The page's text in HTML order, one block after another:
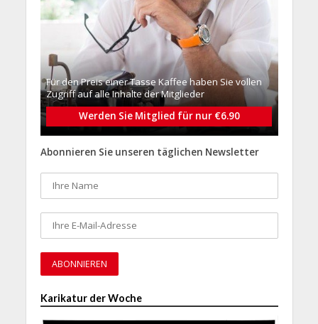
Für den Preis einer Tasse Kaffee haben Sie vollen
Zugriff auf alle Inhalte der Mitglieder
Werden Sie Mitglied für nur €6.90
Abonnieren Sie unseren täglichen Newsletter
Karikatur der Woche